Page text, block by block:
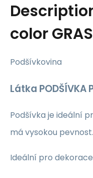
color
Podšívkovina
Látka PODŠÍVKA
Podšívka je ideální
má vysokou pevnost.
Ideální pro